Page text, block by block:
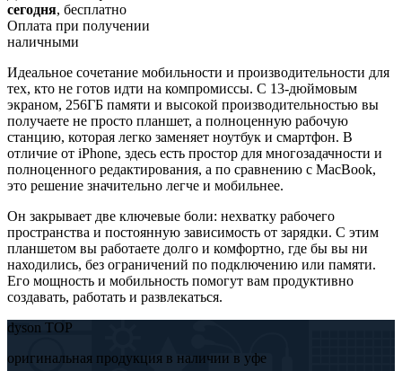
сегодня, бесплатно
Оплата при получении
наличными
Идеальное сочетание мобильности и производительности для
тех, кто не готов идти на компромиссы. С 13-дюймовым
экраном, 256ГБ памяти и высокой производительностью вы
получаете не просто планшет, а полноценную рабочую
станцию, которая легко заменяет ноутбук и смартфон. В
отличие от iPhone, здесь есть простор для многозадачности и
полноценного редактирования, а по сравнению с MacBook,
это решение значительно легче и мобильнее.
Он закрывает две ключевые боли: нехватку рабочего
пространства и постоянную зависимость от зарядки. С этим
планшетом вы работаете долго и комфортно, где бы вы ни
находились, без ограничений по подключению или памяти.
Его мощность и мобильность помогут вам продуктивно
создавать, работать и развлекаться.
dyson TOP
оригинальная продукция в наличии в уфе